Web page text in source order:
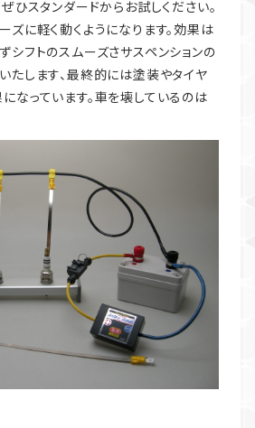
ひスタンダードからお試しください。
ズに軽く動くようになります。効果は
シフトのスムーズさサスペンションの
たします、最終的には塗装やタイヤ
なっています。車を壊しているのは